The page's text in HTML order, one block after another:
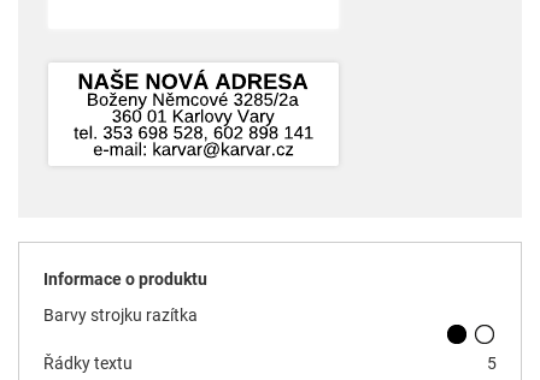
Informace o produktu
Barvy strojku razítka
Řádky textu
5